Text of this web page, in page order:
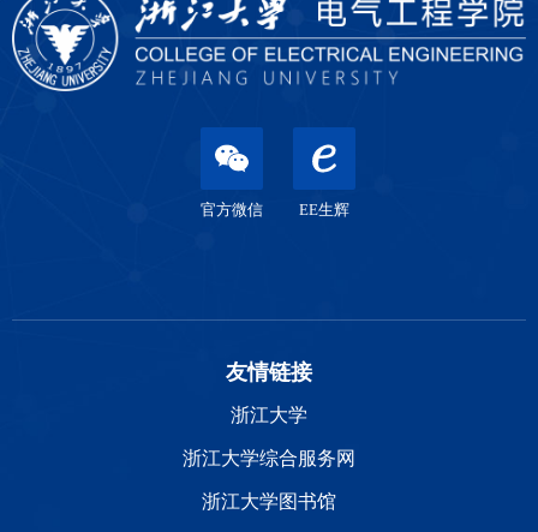
官方微信 EE生辉
友情链接
浙江大学
浙江大学综合服务网
浙江大学图书馆